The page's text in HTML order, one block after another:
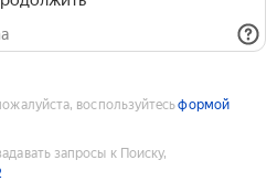
воспользуйтесьформой
запросы к Поиску,